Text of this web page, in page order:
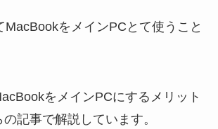
MacBookをメインPCとて使うこと
をメインPCにするメリット
記事で解説しています。